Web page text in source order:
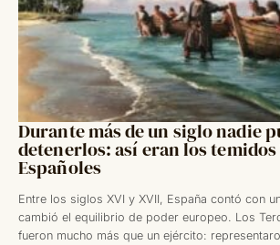
Durante más de un siglo nadie
detenerlos: así eran los
Españoles
Entre los siglos XVI y XVII, España contó con
cambió el equilibrio de poder europeo. Los
fueron mucho más que un ejército: